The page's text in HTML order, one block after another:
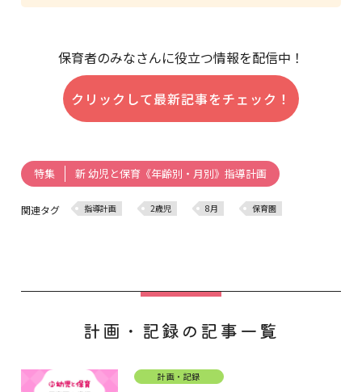
保育者のみなさんに役立つ情報を配信中！
クリックして最新記事をチェック！
特集 新 幼児と保育《年齢別・月別》指導計画
関連タグ 指導計画 2歳児 8月 保育園
計画・記録の記事一覧
計画・記録